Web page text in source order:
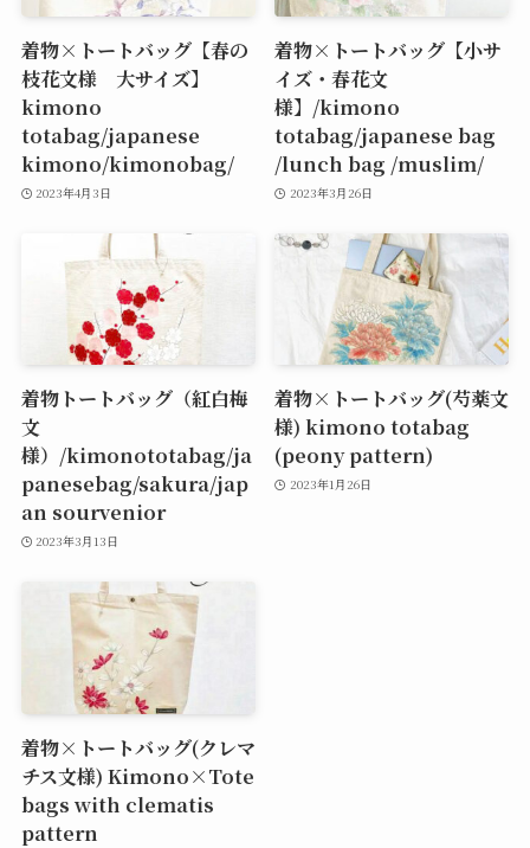
着物×トートバッグ【春の
枝花文様 大サイズ】
kimono
totabag/japanese
kimono/kimonobag/
2023年4月3日
着物×トートバッグ【小サ
イズ・春花文
様】/kimono
totabag/japanese bag
/lunch bag /muslim/
2023年3月26日
着物トートバッグ（紅白梅
文
様）/kimonototabag/ja
panesebag/sakura/jap
an sourvenior
2023年3月13日
着物×トートバッグ(芍薬文
様) kimono totabag
(peony pattern)
2023年1月26日
着物×トートバッグ(クレマ
チス文様) Kimono×Tote
bags with clematis
pattern